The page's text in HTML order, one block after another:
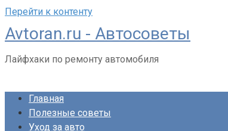
Перейти к контенту
Avtoran.ru - Автосоветы
Лайфхаки по ремонту автомобиля
Главная
Полезные советы
Уход за авто